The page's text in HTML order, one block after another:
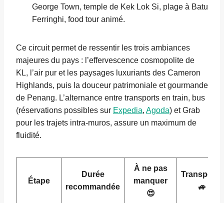
George Town, temple de Kek Lok Si, plage à Batu
Ferringhi, food tour animé.
Ce circuit permet de ressentir les trois ambiances
majeures du pays : l’effervescence cosmopolite de
KL, l’air pur et les paysages luxuriants des Cameron
Highlands, puis la douceur patrimoniale et gourmande
de Penang. L’alternance entre transports en train, bus
(réservations possibles sur Expedia, Agoda) et Grab
pour les trajets intra-muros, assure un maximum de
fluidité.
Étape
Durée
recommandée
À ne pas
manquer
😍
Transports
🚙